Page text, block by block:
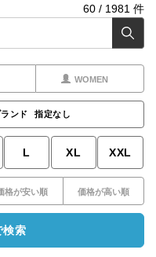
60 / 1981 件
WOMEN
ランド 指定なし
L XL XXL
格が安い順 価格が高い順
検索